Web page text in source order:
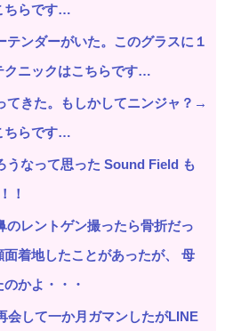
ちらです…
テンダーがいた。このグラスに１
ニックはこちらです…
てきた。もしかしてニンジャ？→
ちらです…
うなって思った Sound Field も
！
のレントゲン撮ったら骨折だっ
着地したことがあったが、 母
かよ・・・
会して一か月ガマンしたがLINE